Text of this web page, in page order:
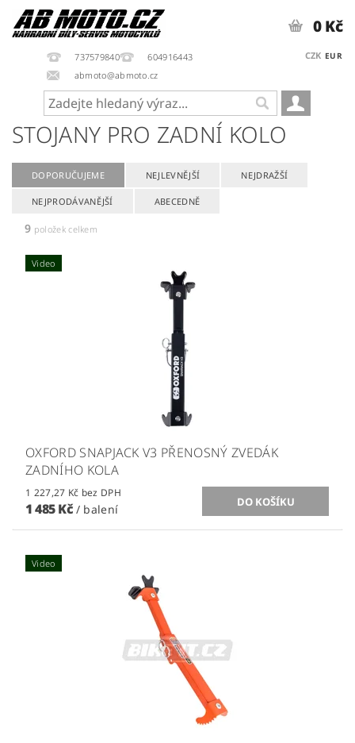
737579840
604916443
abmoto@abmoto.cz
CZK EUR
0 Kč
STOJANY PRO ZADNÍ KOLO
DOPORUČUJEME NEJLEVNĚJŠÍ NEJDRAŽŠÍ
NEJPRODÁVANĚJŠÍ ABECEDNĚ
9 položek celkem
Video
OXFORD SNAPJACK V3 PŘENOSNÝ ZVEDÁK
ZADNÍHO KOLA
1 227,27 Kč bez DPH
1 485 Kč / balení
Video